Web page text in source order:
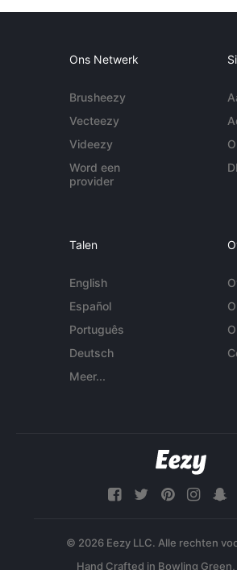
Ons Netwerk
Brusheezy
Vecteezy
Videezy
Word een
provider
Talen
English
Español
Português
Deutsch
Meer...
© 2026 Eezy LLC. Alle rechten